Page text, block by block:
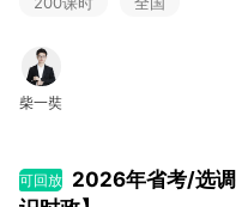
柴一奘
可回放 2026年省考/选调